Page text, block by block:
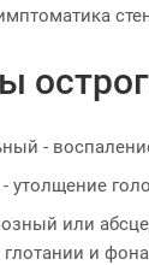
-
утолщение
или
глотании и